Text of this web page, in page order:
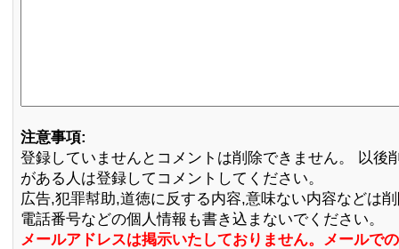
注意事項:
登録していませんとコメントは削除できません。 以後
がある人は登録してコメントしてください。
広告,犯罪幇助,道徳に反する内容,意味ない内容などは
電話番号などの個人情報も書き込まないでください。
メールアドレスは掲示いたしておりません。メールで